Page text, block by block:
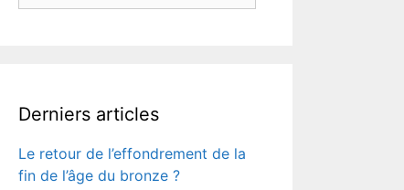
Derniers articles
Le retour de l’effondrement de la
fin de l’âge du bronze ?